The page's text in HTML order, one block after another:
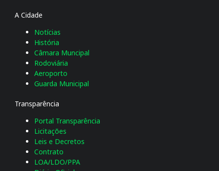
A Cidade
Notícias
História
Câmara Muncipal
Rodoviária
Aeroporto
Guarda Municipal
Transparência
Portal Transparência
Licitações
Leis e Decretos
Contrato
LOA/LDO/PPA